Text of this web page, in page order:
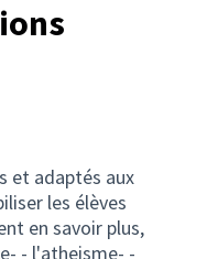
et adaptés aux
les élèves
en savoir plus,
- l'atheisme- -